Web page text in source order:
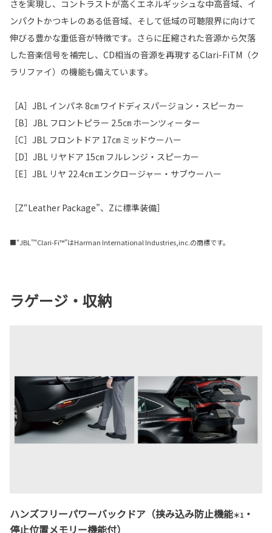
さを実現し、コントラストが高くエネルギッシュな中高音域、イ
ンパクトかつキレのある低音域、そして低域の可聴限界に向けて
伸びる豊かな重低音が特徴です。さらに圧縮された音源から欠落
した音楽信号を補完し、CD相当の音源を再現するClari-FiTM（ク
ラリファイ）の機能も備えています。
［A］JBL インパネ 8㎝ ワイドディスパージョン・スピーカー
［B］JBL フロントピラー 2.5㎝ ホーンツィーター
［C］JBL フロントドア 17㎝ ミッドウーハー
［D］JBL リヤドア 15㎝ フルレンジ・スピーカー
［E］JBL リヤ 22.4㎝ エンクロージャー・サブウーハー
［Z“Leather Package”、Zに標準装備］
■“JBL”“Clari-Fi™”はHarman International Industries,inc.の商標です。
ラゲージ・収納
ハンズフリーパワーバックドア（挟み込み防止機能＊1 ・
停止位置メモリー機能付）